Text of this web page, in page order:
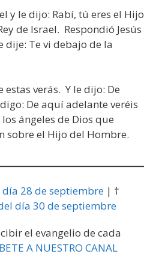
y le dijo: Rabí, tú eres el Hijo
de Israel. Respondió Jesús
dije: Te vi debajo de la
estas verás. Y le dijo: De
De aquí adelante veréis
ángeles de Dios que
sobre el Hijo del Hombre.
día 28 de septiembre| †
día 30 de septiembre
el evangelio de cada
A NUESTRO CANAL